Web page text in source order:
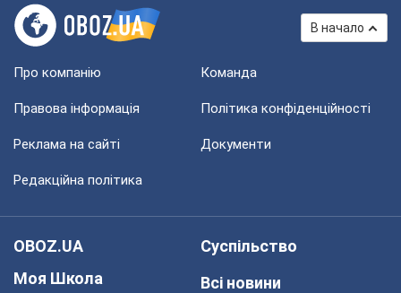
В начало
Про компанію Команда
Правова інформація Політика конфіденційності
Реклама на сайті Документи
Редакційна політика
OBOZ.UA
Моя Школа
Суспільство
Всі новини